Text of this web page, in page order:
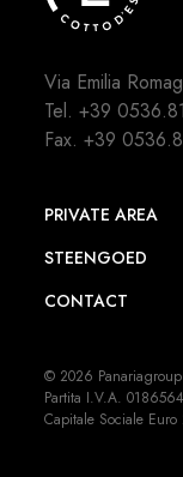
Via Emilia
Tel.+39
Fax. +39
PRIVATE AREA
STEENGOED
CONTACT
© 2026
Partita I.V.A.
Capitale Sociale